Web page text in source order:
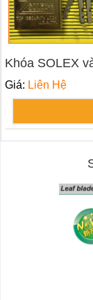
Khóa SOLEX
Giá: Liên Hệ